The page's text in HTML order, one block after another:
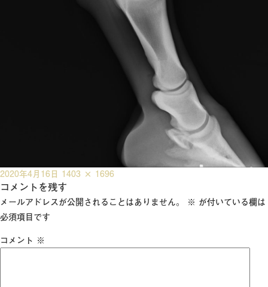
投
稿
日:
2020年4月16日 フ
ル
サ
1403 × 1696
コメントを残す
メールアドレスが公開されることはありません。 ※ が付いている欄は
必須項目です
コメント ※